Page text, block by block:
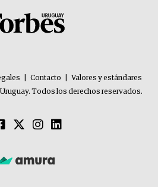
Contacto
Valores y estándares
Todos los derechos reservados.